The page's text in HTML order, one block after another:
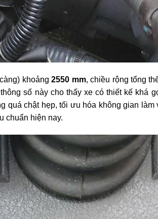
khoảng2550 mm, chiều rộng tổng
số này cho thấy xe có thiết kế khá
quá chật hẹp, tối ưu hóa không gian làm
chuẩn hiện nay.